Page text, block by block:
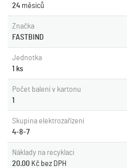
24 měsíců
Značka
FASTBIND
Jednotka
1 ks
Počet balení v kartonu
1
Skupina elektrozařízení
4-8-7
Náklady na recyklaci
20.00 Kč bez DPH